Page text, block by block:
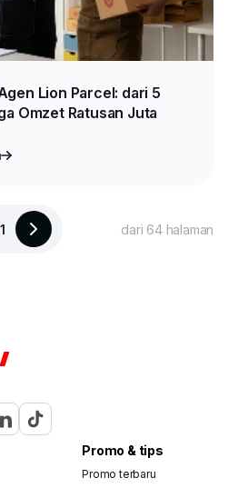
Lion Parcel: dari 5
Omzet Ratusan Juta
1 dari 64 halaman
Promo & tips
Promo terbaru